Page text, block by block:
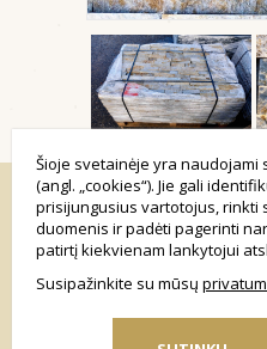
smart
foreash
Šioje svetainėje yra naudojami
(angl. „cookies“). Jie gali
prisijungusius vartotojus, rinkti
duomenis ir padėti pagerinti
patirtį kiekvienam lankytojui
Susipažinkite su mūsų